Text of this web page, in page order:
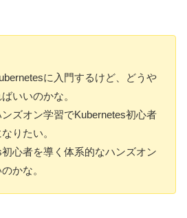
に入門するけど、どうや
いいのかな。
ンズオン学習でKubernetes初心者
りたい。
初心者を導く体系的なハンズオン
かな。